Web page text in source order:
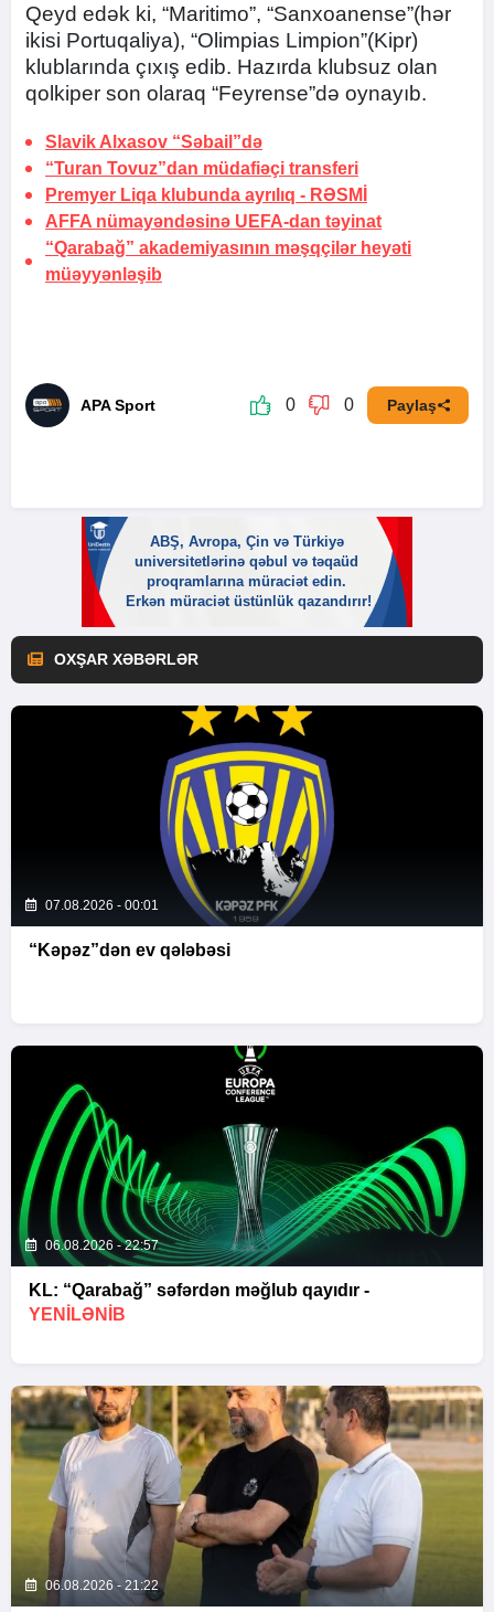
Qeyd edək ki, “Maritimo”, “Sanxoanense”(hər
ikisi Portuqaliya), “Olimpias Limpion”(Kipr)
klublarında çıxış edib. Hazırda klubsuz olan
qolkiper son olaraq “Feyrense”də oynayıb.
Slavik Alxasov “Səbail”də
“Turan Tovuz”dan müdafiəçi transferi
Premyer Liqa klubunda ayrılıq - RƏSMİ
AFFA nümayəndəsinə UEFA-dan təyinat
“Qarabağ” akademiyasının məşqçilər heyəti
müəyyənləşib
APA Sport 0 0 Paylaş
OXŞAR XƏBƏRLƏR
07.08.2026 - 00:01
“Kəpəz”dən ev qələbəsi
06.08.2026 - 22:57
KL: “Qarabağ” səfərdən məğlub qayıdır -
YENİLƏNİB
06.08.2026 - 21:22